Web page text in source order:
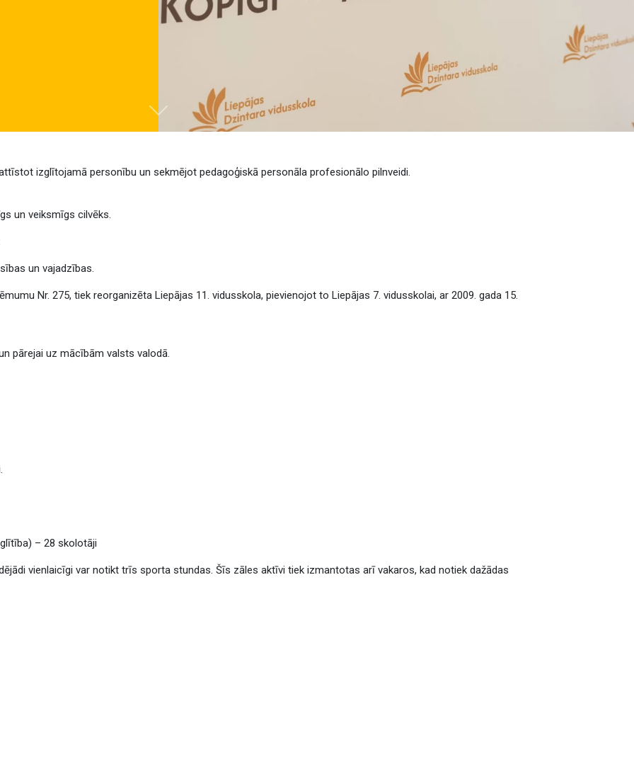
Tālāk
izglītojamā personību un sekmējot pedagoģiskā personāla profesionālo pilnveidi.
un veiksmīgs cilvēks.
un vajadzības.
Nr. 275, tiek reorganizēta Liepājas 11. vidusskola, pievienojot to Liepājas 7. vidusskolai, ar 2009. gada 15.
pārejai uz mācībām valsts valodā.
.
– 28 skolotāji
vienlaicīgi var notikt trīs sporta stundas. Šīs zāles aktīvi tiek izmantotas arī vakaros, kad notiek dažādas